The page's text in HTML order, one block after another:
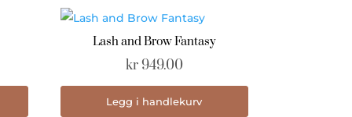
Lash and Brow Fantasy
kr949.00
Legg i handlekurv